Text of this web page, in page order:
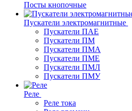
Посты кнопочные
Пускатели электромагнитные
Пускатели ПАЕ
Пускатели ПМ
Пускатели ПМА
Пускатели ПМЕ
Пускатели ПМЛ
Пускатели ПМУ
Реле
Реле тока